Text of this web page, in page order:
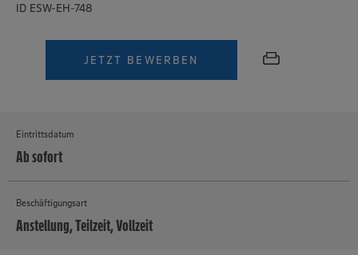
ID ESW-EH-748
JETZT BEWERBEN
Eintrittsdatum
Ab sofort
Beschäftigungsart
Anstellung, Teilzeit, Vollzeit